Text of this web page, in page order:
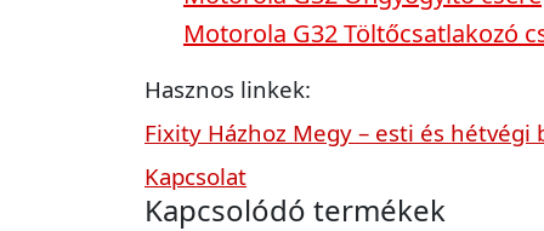
Motorola G32 Töltőcsatlakozó
Hasznos linkek:
Fixity Házhoz Megy – esti és hétvégi
Kapcsolat
Kapcsolódó termékek